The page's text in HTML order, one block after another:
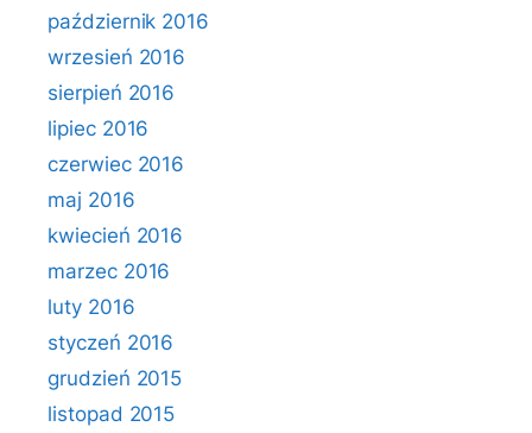
październik 2016
wrzesień 2016
sierpień 2016
lipiec 2016
czerwiec 2016
maj 2016
kwiecień 2016
marzec 2016
luty 2016
styczeń 2016
grudzień 2015
listopad 2015